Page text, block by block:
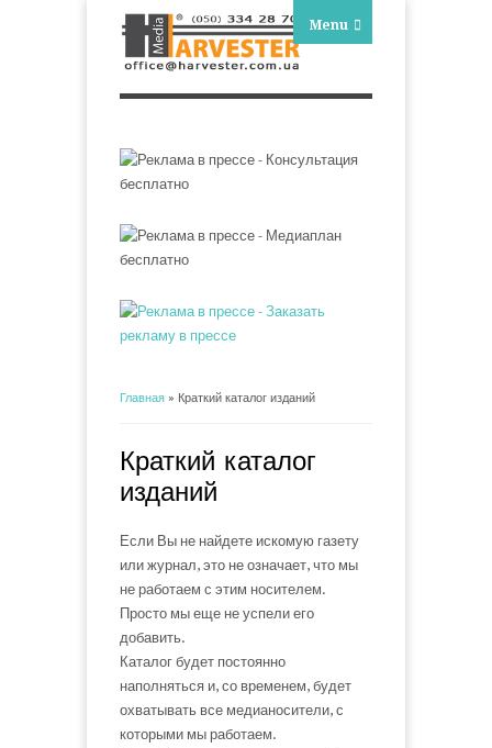
Menu
Главная » Краткий каталог изданий
Краткий каталог
изданий
Если Вы не найдете искомую газету
или журнал, это не означает, что мы
не работаем с этим носителем.
Просто мы еще не успели его
добавить.
Каталог будет постоянно
наполняться и, со временем, будет
охватывать все медианосители, с
которыми мы работаем.